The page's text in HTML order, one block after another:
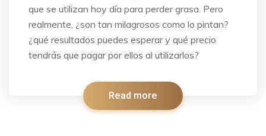
que se utilizan hoy día para perder grasa. Pero
realmente, ¿son tan milagrosos como lo pintan?
¿qué resultados puedes esperar y qué precio
tendrás que pagar por ellos al utilizarlos?
Read more